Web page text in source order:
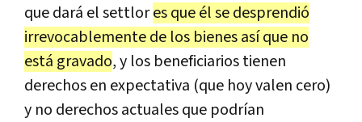
que dará el settlores que él se desprendió
irrevocablemente de los bienes así que no
está gravado, y los beneficiarios tienen
derechos en expectativa (que hoy valen cero)
y no derechos actuales que podrían